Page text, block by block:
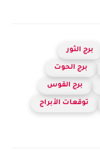
برج الثور
برج الحوت
برج القوس
توقعات الأبراج